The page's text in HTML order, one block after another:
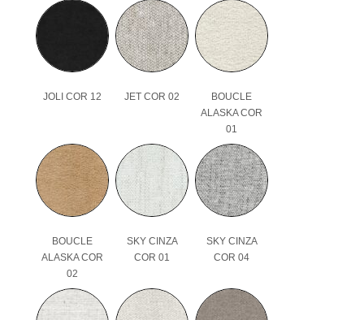
JOLI COR 12 JET COR 02
BOUCLE
ALASKA COR
01
BOUCLE
ALASKA COR
02
SKY CINZA
COR 01
SKY CINZA
COR 04